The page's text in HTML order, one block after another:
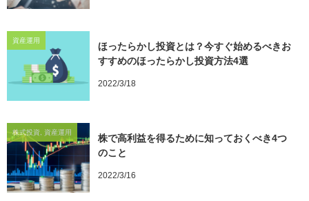
資産運用
ほったらかし投資とは？今すぐ始めるべきお
すすめのほったらかし投資方法4選
2022/3/18
株式投資, 資産運用
株で高利益を得るために知っておくべき4つ
のこと
2022/3/16